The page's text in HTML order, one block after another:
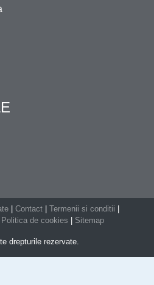
Contact Termenii si conditii
Politica de cookies Sitemap
drepturile rezervate.